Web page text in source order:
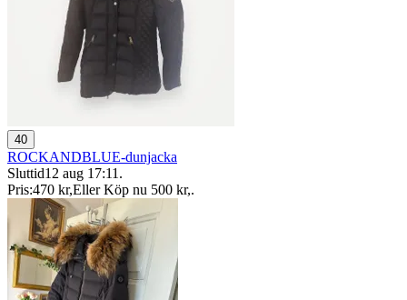
40
ROCKANDBLUE-dunjacka
Sluttid12 aug 17:11 .
Pris:470 kr,Eller Köp nu 500 kr,.